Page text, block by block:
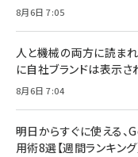
8月6日 7:05
人と機械の両方に読まれ
に自社ブランドは表示さ
8月6日 7:04
明日からすぐに使える
用術8選【週間ランキング